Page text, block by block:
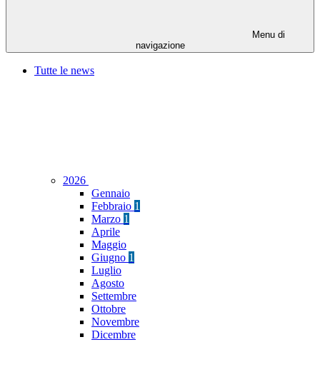
Menu di
navigazione
Tutte le news
2026
Gennaio
Febbraio 1
Marzo 1
Aprile
Maggio
Giugno 1
Luglio
Agosto
Settembre
Ottobre
Novembre
Dicembre